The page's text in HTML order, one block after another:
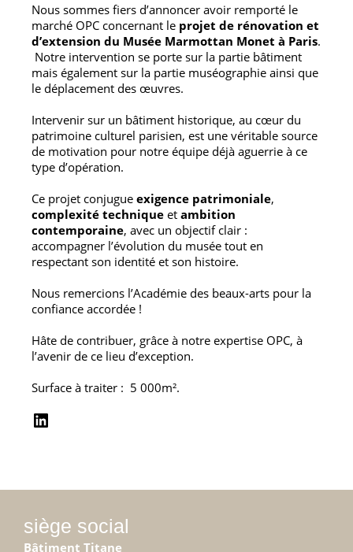
Nous sommes fiers d’annoncer avoir remporté le
marché OPC concernant le projet de rénovation et
d’extension du Musée Marmottan Monet à Paris.
Notre intervention se porte sur la partie bâtiment
mais également sur la partie muséographie ainsi que
le déplacement des œuvres.
Intervenir sur un bâtiment historique, au cœur du
patrimoine culturel parisien, est une véritable source
de motivation pour notre équipe déjà aguerrie à ce
type d’opération.
Ce projet conjugue exigence patrimoniale,
complexité technique et ambition
contemporaine, avec un objectif clair :
accompagner l’évolution du musée tout en
respectant son identité et son histoire.
Nous remercions l’Académie des beaux-arts pour la
confiance accordée !
Hâte de contribuer, grâce à notre expertise OPC, à
l’avenir de ce lieu d’exception.
Surface à traiter : 5 000m².
siège social
Bâtiment Titane